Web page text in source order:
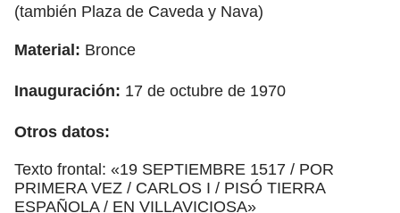
(también Plaza de Caveda y Nava)
Material: Bronce
Inauguración: 17 de octubre de 1970
Otros datos:
Texto frontal: «19 SEPTIEMBRE 1517 / POR
PRIMERA VEZ / CARLOS I / PISÓ TIERRA
ESPAÑOLA / EN VILLAVICIOSA»